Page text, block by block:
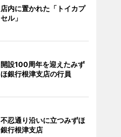
店内に置かれた「トイカプ
セル」
開設100周年を迎えたみず
ほ銀行根津支店の行員
不忍通り沿いに立つみずほ
銀行根津支店